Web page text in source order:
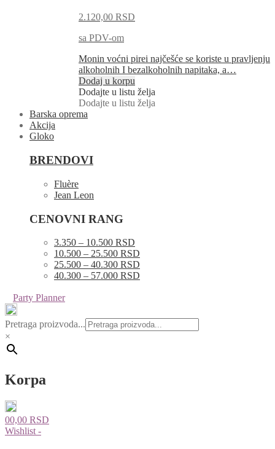
2.120,00 RSD
sa PDV-om
Monin voćni pirei najčešće se koriste u pravljenju
alkoholnih I bezalkoholnih napitaka, a…
Dodaj u korpu
Dodajte u listu želja
Dodajte u listu želja
Barska oprema
Akcija
Gloko
BRENDOVI
Fluère
Jean Leon
CENOVNI RANG
3.350 – 10.500 RSD
10.500 – 25.500 RSD
25.500 – 40.300 RSD
40.300 – 57.000 RSD
Party Planner
Pretraga proizvoda...
×
Korpa
00,00 RSD
Wishlist -